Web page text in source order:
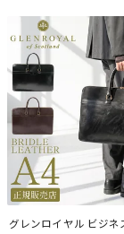
グレンロイヤル ビジネ